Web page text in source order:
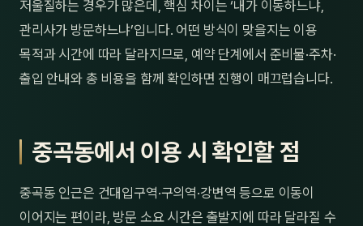
저울질하는 경우가 많은데, 핵심 차이는 ‘내가 이동하느냐,
관리사가 방문하느냐’입니다. 어떤 방식이 맞을지는 이용
목적과 시간에 따라 달라지므로, 예약 단계에서 준비물·주차·
출입 안내와 총 비용을 함께 확인하면 진행이 매끄럽습니다.
중곡동에서 이용 시 확인할 점
중곡동 인근은 건대입구역·구의역·강변역 등으로 이동이
이어지는 편이라, 방문 소요 시간은 출발지에 따라 달라질 수